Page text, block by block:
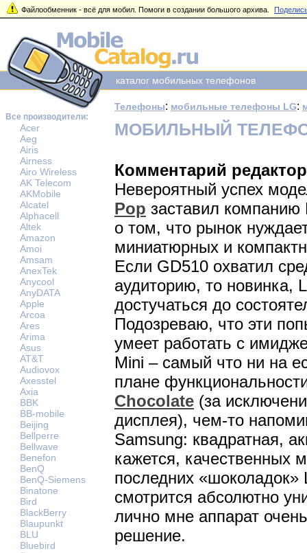
Файлообменник - всё для мобил. Помоги в создании большого архива.
Все производители:
Acer
Aeg
Airis
Airness
Airo Wireless
AK Telecom
AKMobile
Alcatel
Alphacell
Altek
Amazon
Amoi
Amsam
AnexTek
Anycool
AnyDATA
Apple
Arcoa
Ares
Arima
Asus
AT&T
Audiovox
Axesstel
Axia
BBK
BB-mobile
Beijing
Bellperre
Bellwave
Benefon
BenQ
BenQ-Siemens
Binatone
Bird
BlackBerry
Blaupunkt
BLU
Bluebird
каталог мобильных телефонов
Телефоны: мобильные телефоны LG:
МОБИЛЬНЫЙ
Комментарий
Невероятный успех
Pop заставил компанию
о том, что рынок
миниатюрных и
Если GD510 охватил
аудиторию, то новинка,
достучаться до
Подозреваю, что эти
умеет работать с
Mini – самый что ни на
плане
Chocolate (за
дисплея), чем-то
Samsung: квадратная,
кажется, качественных
последних «шоколадок»
смотрится абсолютно
лично мне аппарат
решение.